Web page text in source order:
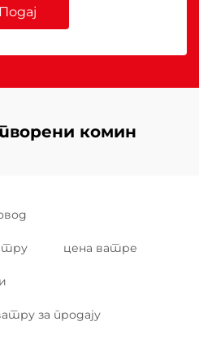
Подај
комин
цена ватре
за продају